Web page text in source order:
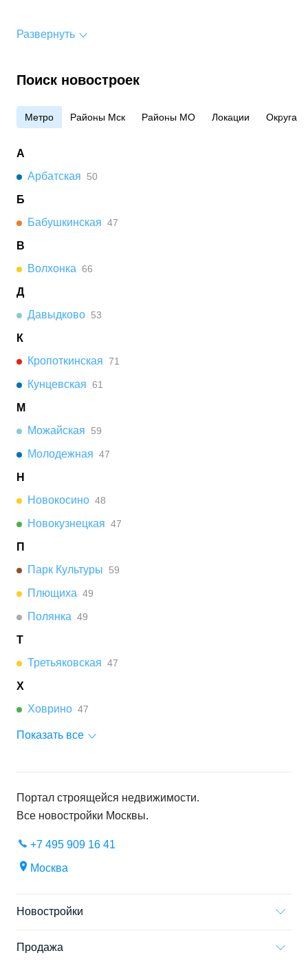
Развернуть
Поиск новостроек
Метро Районы Мск Районы МО Локации Округа
А
Арбатская
50
Б
Бабушкинская 47
В
Волхонка 66
Д
Давыдково 53
К
Кропоткинская 71
Кунцевская 61
М
Можайская
59
Молодежная 47
Н
Новокосино 48
Новокузнецкая 47
П
Парк Культуры
59
Плющиха 49
Полянка 49
Т
Третьяковская 47
Х
Ховрино 47
Показать все
Портал строящейся недвижимости.
Все новостройки Москвы.
+7 495 909 16 41
Москва
Новостройки
Продажа